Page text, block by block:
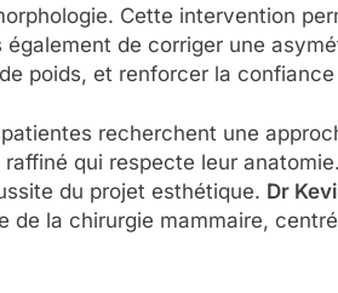
Cette intervention
de corriger une
poids, et renforcer la confiance
recherchent une
raffiné qui respecte leur
du projet esthétique. Dr
de la chirurgie mammaire,